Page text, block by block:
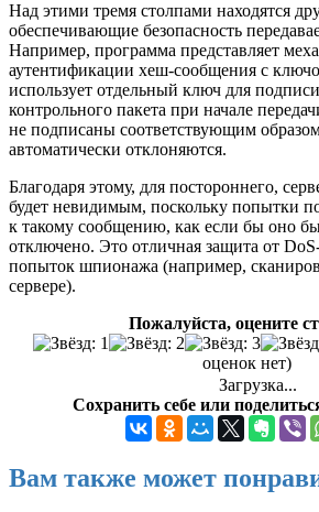
Над этими тремя столпами находятся
обеспечивающие безопасность
Например, программа представляет
аутентификации хеш-сообщения с
использует отдельный ключ для
контрольного пакета при начале
не подписаны соответствующим
автоматически отклоняются.
Благодаря этому, для постороннего,
будет невидимым, поскольку попытки
к такому сообщению, как если бы оно
отключено. Это отличная защита от
попыток шпионажа (например,
сервере).
Пожалуйста, оцените
оценок нет)
Загрузка...
Сохранить себе или
Вам также может